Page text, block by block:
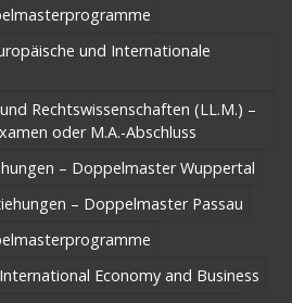
und Internationale
Rechtswissenschaften (LL.M.) –
oder M.A.-Abschluss
– Doppelmaster Wuppertal
– Doppelmaster Passau
Economy and Business